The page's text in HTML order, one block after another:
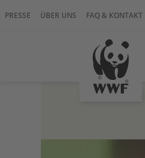
PRESSE ÜBER UNS FAQ & KONTAKT